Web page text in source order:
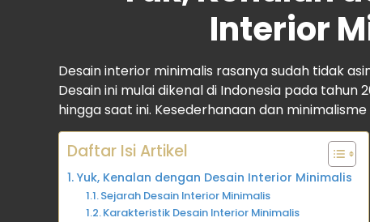
Interior
Desain interior minimalis rasanya sudah tidak
Desain ini mulai dikenal di Indonesia pada
hingga saat ini. Kesederhanaan dan
Daftar Isi Artikel
Yuk, Kenalan dengan Desain Interior Minimalis
Sejarah Desain Interior Minimalis
Karakteristik Desain Interior Minimalis